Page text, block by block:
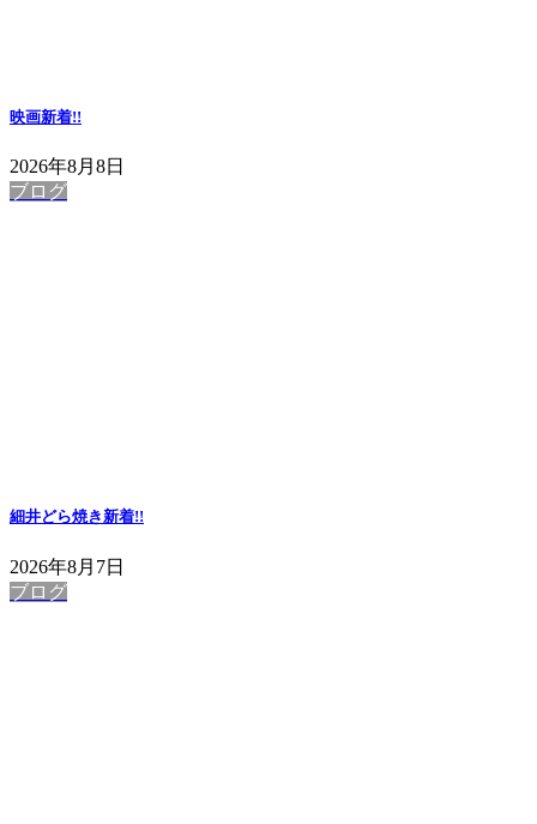
映画新着!!
2026年8月8日
ブログ
細井どら焼き新着!!
2026年8月7日
ブログ